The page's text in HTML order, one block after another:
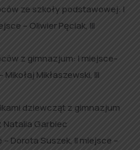
ze szkoły podstawowej: I
– Oliwier Pęciak, III
z gimnazjum: I miejsce-
Mikołaj Mikłaszewski, III
dziewcząt z gimnazjum
Natalia Garbiec
Dorota Suszek, II miejsce –